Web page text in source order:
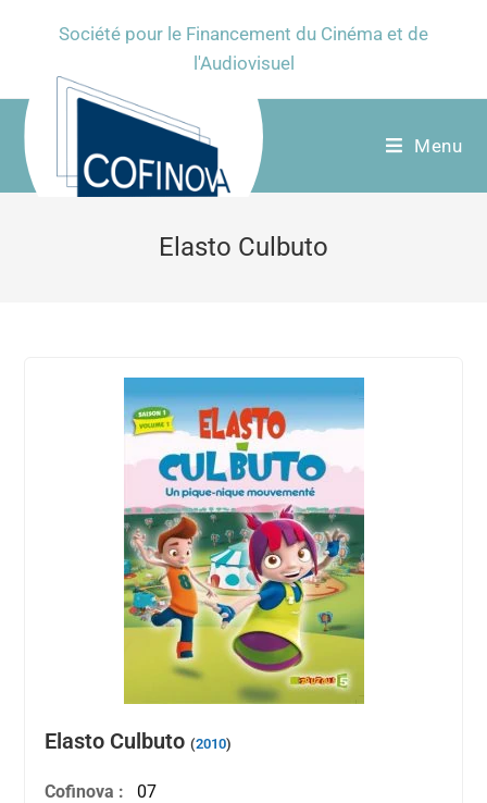
Société pour le Financement du Cinéma et de
l'Audiovisuel
Menu
Elasto Culbuto
Elasto Culbuto(2010)
Cofinova : 07